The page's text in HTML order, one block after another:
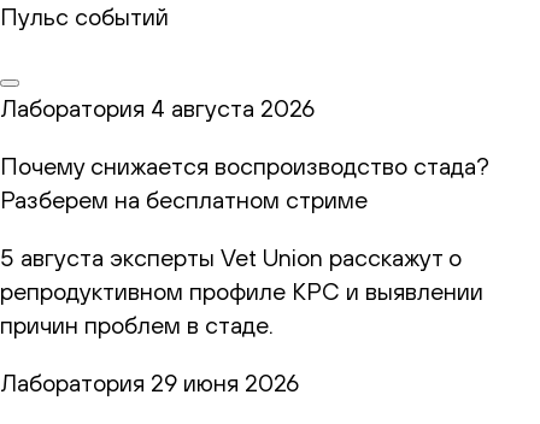
Пульс событий
Лаборатория 4 августа 2026
Почему снижается воспроизводство стада?
Разберем на бесплатном стриме
5 августа эксперты Vet Union расскажут о
репродуктивном профиле КРС и выявлении
причин проблем в стаде.
Лаборатория 29 июня 2026